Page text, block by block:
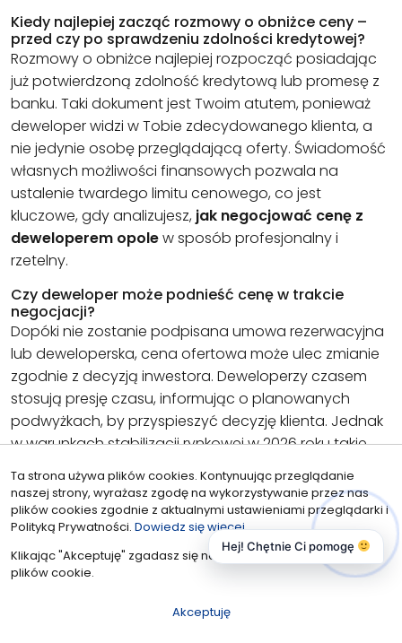
Kiedy najlepiej zacząć rozmowy o obniżce ceny –
przed czy po sprawdzeniu zdolności kredytowej?
Rozmowy o obniżce najlepiej rozpocząć posiadając
już potwierdzoną zdolność kredytową lub promesę z
banku. Taki dokument jest Twoim atutem, ponieważ
deweloper widzi w Tobie zdecydowanego klienta, a
nie jedynie osobę przeglądającą oferty. Świadomość
własnych możliwości finansowych pozwala na
ustalenie twardego limitu cenowego, co jest
kluczowe, gdy analizujesz, jak negocjować cenę z
deweloperem opolew sposób profesjonalny i
rzetelny.
Czy deweloper może podnieść cenę w trakcie
negocjacji?
Dopóki nie zostanie podpisana umowa rezerwacyjna
lub deweloperska, cena ofertowa może ulec zmianie
zgodnie z decyzją inwestora. Deweloperzy czasem
stosują presję czasu, informując o planowanych
podwyżkach, by przyspieszyć decyzję klienta. Jednak
w warunkach stabilizacji rynkowej w 2026 roku takie
działania są rzadsze. Sprzedający częściej dążą do
sprawnego zamknięcia transakcji na obecnych
warunkach niż do ryzykownego podnoszenia stawek
w trakcie trwania rozmów.
Jak sprawdzić, czy cena ofertowa dewelopera w
Opolu ne jest zawyżona?
Weryfikacja ceny wymaga porównania oferty z
Ta strona używa plików cookies. Kontynuując przeglądanie
naszej strony, wyrażasz zgodę na wykorzystywanie przez nas
plików cookies zgodnie z aktualnymi ustawieniami przeglądarki i
Polityką Prywatności. Dowiedz się więcej
Klikając "Akceptuję" zgadasz się na wykorzystywanie przez nas
plików cookie.
Akceptuję
Hej! Chętnie Ci pomogę